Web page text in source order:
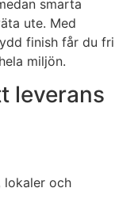
smarta
ute. Med
finish får du fri
miljön.
leverans
lokaler och